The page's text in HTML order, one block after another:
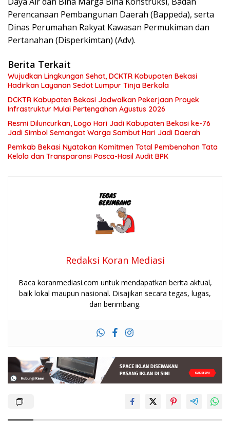
Perencanaan Pembangunan Daerah (Bappeda), serta
Dinas Perumahan Rakyat Kawasan Permukiman dan
Pertanahan (Disperkimtan) (Adv).
Berita Terkait
Wujudkan Lingkungan Sehat, DCKTR Kabupaten Bekasi
Hadirkan Layanan Sedot Lumpur Tinja Berkala
DCKTR Kabupaten Bekasi Jadwalkan Pekerjaan Proyek
Infrastruktur Mulai Pertengahan Agustus 2026
Resmi Diluncurkan, Logo Hari Jadi Kabupaten Bekasi ke-76
Jadi Simbol Semangat Warga Sambut Hari Jadi Daerah
Pemkab Bekasi Nyatakan Komitmen Total Pembenahan Tata
Kelola dan Transparansi Pasca-Hasil Audit BPK
Redaksi Koran Mediasi
Baca koranmediasi.com untuk mendapatkan berita aktual,
baik lokal maupun nasional. Disajikan secara tegas, lugas,
dan berimbang.